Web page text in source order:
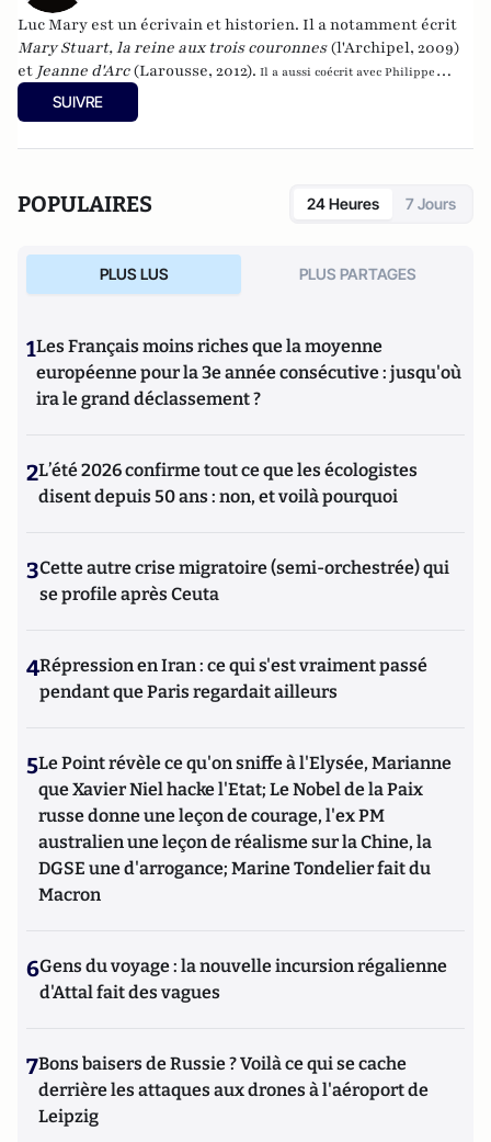
Luc Mary est un écrivain et historien. Il a notamment écrit
Mary Stuart, la reine aux trois couronnes (l'Archipel, 2009)
et Jeanne d'Arc(Larousse, 2012). Il a aussi coécrit avec Philippe
ValodeEt si... Napoléon avait triomphé à Waterloo ?
et corrigée en 40 uchronies
SUIVRE
POPULAIRES 24 Heures 7 Jours
PLUS LUS PLUS PARTAGES
1Les Français moins riches que la moyenne
européenne pour la 3e année consécutive : jusqu'où
ira le grand déclassement ?
2L’été 2026 confirme tout ce que les écologistes
disent depuis 50 ans : non, et voilà pourquoi
3Cette autre crise migratoire (semi-orchestrée) qui
se profile après Ceuta
4Répression en Iran : ce qui s'est vraiment passé
pendant que Paris regardait ailleurs
5Le Point révèle ce qu'on sniffe à l'Elysée, Marianne
que Xavier Niel hacke l'Etat; Le Nobel de la Paix
russe donne une leçon de courage, l'ex PM
australien une leçon de réalisme sur la Chine, la
DGSE une d'arrogance; Marine Tondelier fait du
Macron
6Gens du voyage : la nouvelle incursion régalienne
d'Attal fait des vagues
7Bons baisers de Russie ? Voilà ce qui se cache
derrière les attaques aux drones à l'aéroport de
Leipzig